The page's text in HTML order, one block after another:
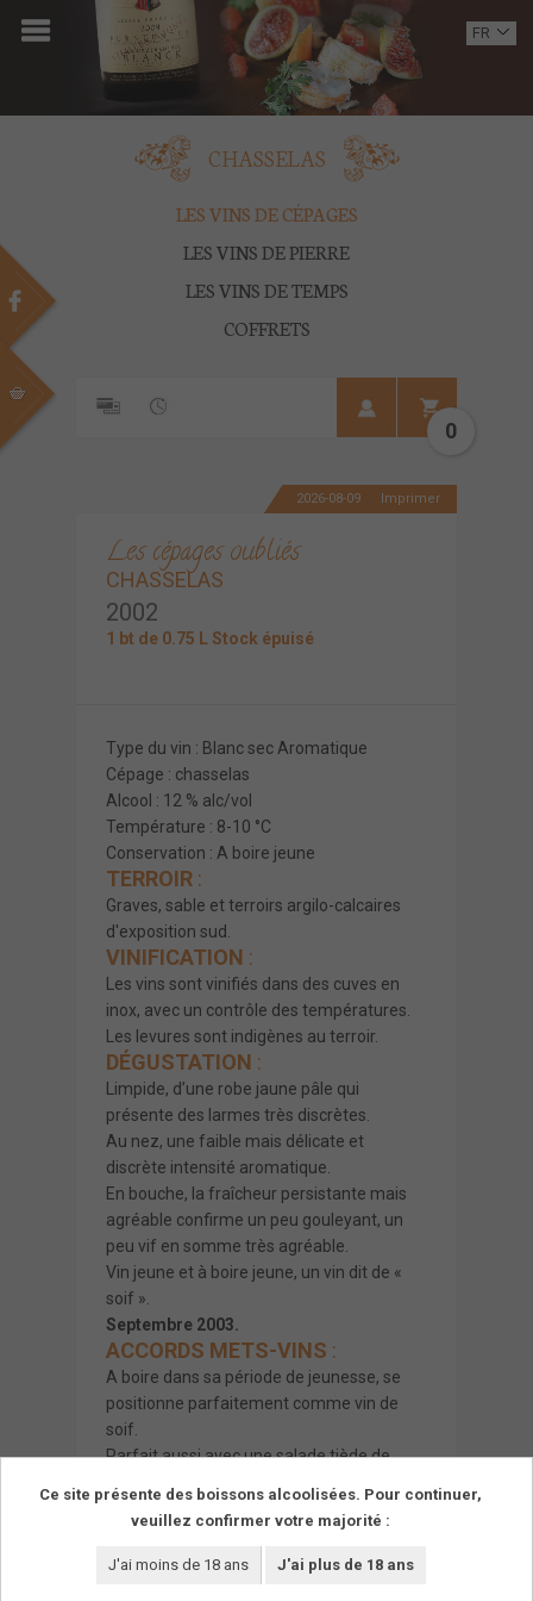
ACCUEIL
DOMAINE
BOUTIQUE
CONTACT
FR
CHASSELAS
LES VINS DE CÉPAGES
LES VINS DE PIERRE
LES VINS DE TEMPS
COFFRETS
0
2026-08-09 Imprimer
Les cépages oubliés
CHASSELAS
2002
1 bt de 0.75 L Stock épuisé
Type du vin : Blanc sec Aromatique
Cépage : chasselas
Alcool : 12 % alc/vol
Température : 8-10 °C
Conservation : A boire jeune
TERROIR :
Graves, sable et terroirs argilo-calcaires
d'exposition sud.
VINIFICATION :
Les vins sont vinifiés dans des cuves en
inox, avec un contrôle des températures.
Les levures sont indigènes au terroir.
DÉGUSTATION :
Limpide, d’une robe jaune pâle qui
présente des larmes très discrètes.
Au nez, une faible mais délicate et
discrète intensité aromatique.
En bouche, la fraîcheur persistante mais
agréable confirme un peu gouleyant, un
peu vif en somme très agréable.
Vin jeune et à boire jeune, un vin dit de «
soif ».
Septembre 2003.
ACCORDS METS-VINS :
A boire dans sa période de jeunesse, se
positionne parfaitement comme vin de
soif.
Parfait aussi avec une salade tiède de
Ce site présente des boissons alcoolisées. Pour continuer,
veuillez confirmer votre majorité :
J'ai moins de 18 ans J'ai plus de 18 ans